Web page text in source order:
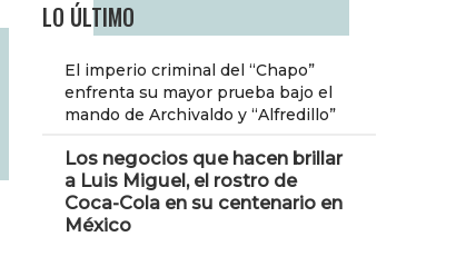
LO ÚLTIMO
El imperio criminal del “Chapo”
enfrenta su mayor prueba bajo el
mando de Archivaldo y “Alfredillo”
Los negocios que hacen brillar
a Luis Miguel, el rostro de
Coca-Cola en su centenario en
México